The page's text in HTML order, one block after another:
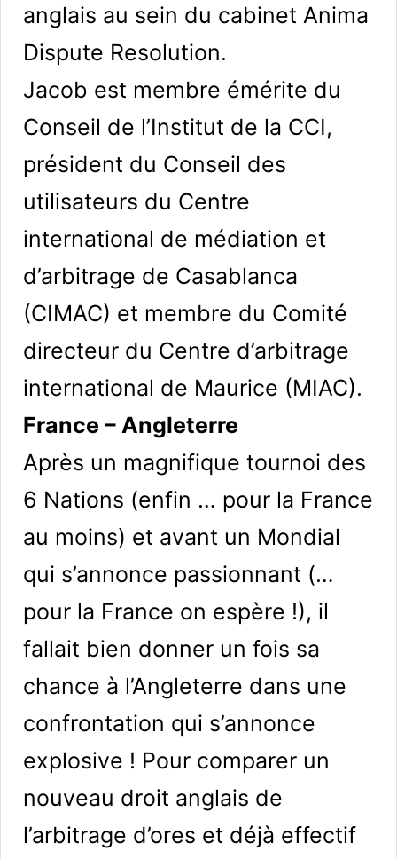
anglais au sein du cabinet Anima
Dispute Resolution.
Jacob est membre émérite du
Conseil de l’Institut de la CCI,
président du Conseil des
utilisateurs du Centre
international de médiation et
d’arbitrage de Casablanca
(CIMAC) et membre du Comité
directeur du Centre d’arbitrage
international de Maurice (MIAC).
France – Angleterre
Après un magnifique tournoi des
6 Nations (enfin … pour la France
au moins) et avant un Mondial
qui s’annonce passionnant (…
pour la France on espère !), il
fallait bien donner un fois sa
chance à l’Angleterre dans une
confrontation qui s’annonce
explosive ! Pour comparer un
nouveau droit anglais de
l’arbitrage d’ores et déjà effectif